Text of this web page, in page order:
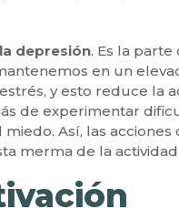
depresión. Es la
en un
y esto reduce la
de experimentar
Así, las
merma de la